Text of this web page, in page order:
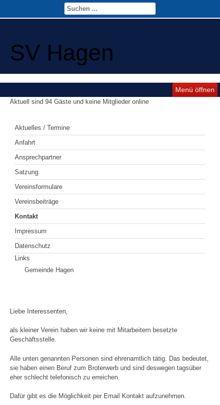
SV Hagen
Menü öffnen
Aktuell sind 94 Gäste und keine Mitglieder online
Aktuelles / Termine
Anfahrt
Ansprechpartner
Satzung
Vereinsformulare
Vereinsbeiträge
Kontakt
Impressum
Datenschutz
Links
Gemeinde Hagen
Liebe Interessenten,
als kleiner Verein haben wir keine mit Mitarbeitern besetzte
Geschäftsstelle.
Alle unten genannten Personen sind ehrenamtlich tätig. Das bedeutet,
sie haben einen Beruf zum Broterwerb und sind deswegen tagsüber
eher schlecht telefonisch zu erreichen.
Dafür gibt es die Möglichkeit per Email Kontakt aufzunehmen.